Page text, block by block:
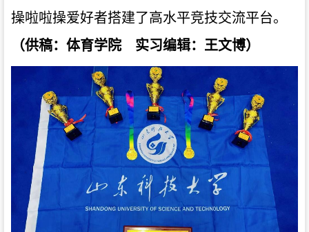
操啦啦操爱好者搭建了高水平竞技交流平台。
（供稿：体育学院 实习编辑：王文博）